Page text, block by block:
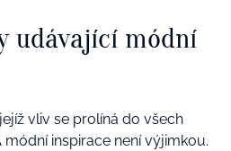
udávající módní
vliv se prolíná do všech
inspirace není výjimkou.